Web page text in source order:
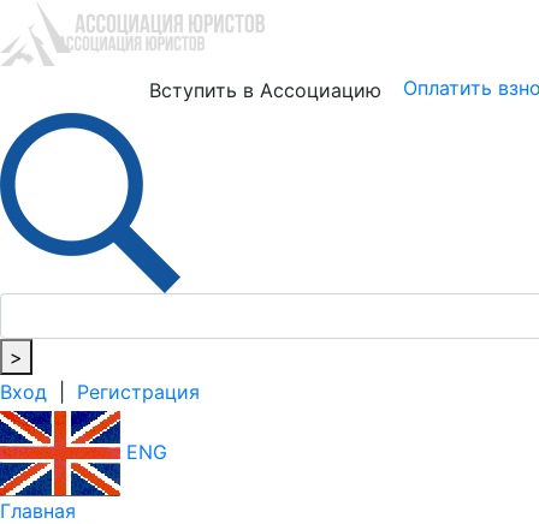
Вступить в Ассоциацию Оплатить
>
Вход
Регистрация
ENG
Главная